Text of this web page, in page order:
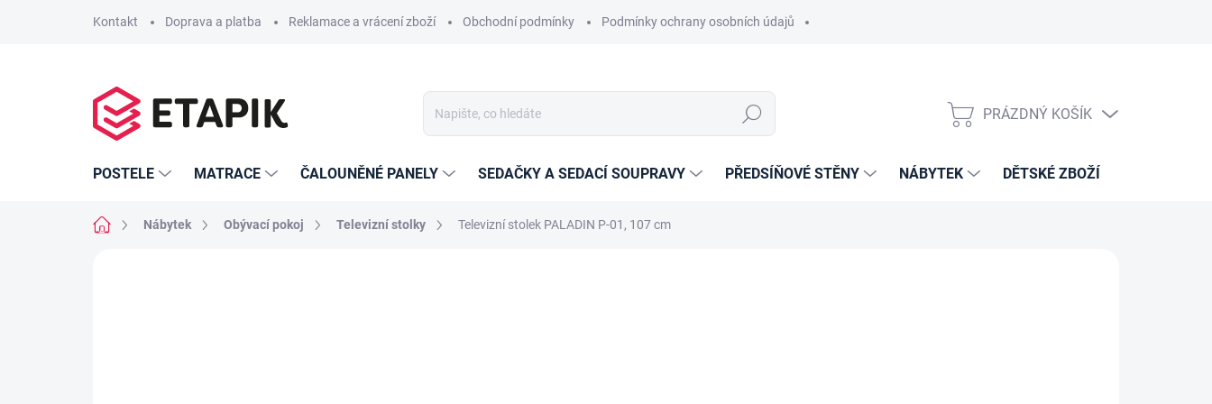
Kontakt Doprava a platba Reklamace a vrácení zboží Obchodní podmínky Podmínky ochrany osobních údajů
Hledat
NÁKUPNÍ
PRÁZDNÝ KOŠÍK
POSTELE MATRACE ČALOUNĚNÉ PANELY SEDAČKY A SEDACÍ SOUPRAVY PŘEDSÍŇOVÉ STĚNY NÁBYTEK DĚTSKÉ ZBOŽÍ
Domů Nábytek Obývací pokoj Televizní stolky Televizní stolek PALADIN P-01, 107 cm